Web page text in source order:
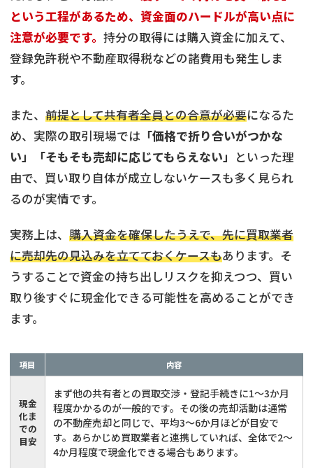
という工程があるため、資金面のハードルが高い点に
注意が必要です。 持分の取得には購入資金に加えて、
登録免許税や不動産取得税などの諸費用も発生しま
す。
また、 前提として共有者全員との合意が必要になるた
め、実際の取引現場では 「価格で折り合いがつかな
い」「そもそも売却に応じてもらえない」 といった理
由で、買い取り自体が成立しないケースも多く見られ
るのが実情です。
実務上は、 購入資金を確保したうえで、先に買取業者
に売却先の見込みを立てておくケースもあります。そ
うすることで資金の持ち出しリスクを抑えつつ、買い
取り後すぐに現金化できる可能性を高めることができ
ます。
項目 内容
現金
化ま
での
目安
まず他の共有者との買取交渉・登記手続きに1〜3か月
程度かかるのが一般的です。その後の売却活動は通常
の不動産売却と同じで、平均3〜6か月ほどが目安で
す。あらかじめ買取業者と連携していれば、全体で2〜
4か月程度で現金化できる場合もあります。